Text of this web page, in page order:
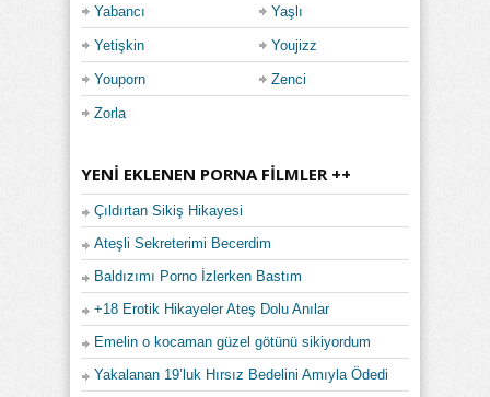
Yabancı Yaşlı
Yetişkin Youjizz
Youporn Zenci
Zorla
YENI EKLENEN PORNA FILMLER ++
Çıldırtan Sikiş Hikayesi
Ateşli Sekreterimi Becerdim
Baldızımı Porno İzlerken Bastım
+18 Erotik Hikayeler Ateş Dolu Anılar
Emelin o kocaman güzel götünü sikiyordum
Yakalanan 19’luk Hırsız Bedelini Amıyla Ödedi